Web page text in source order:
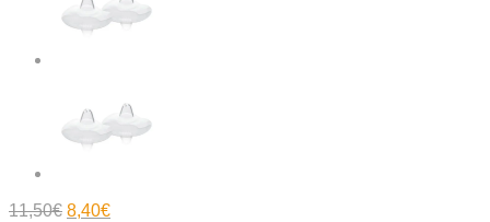
11,50€ El
8,40€El